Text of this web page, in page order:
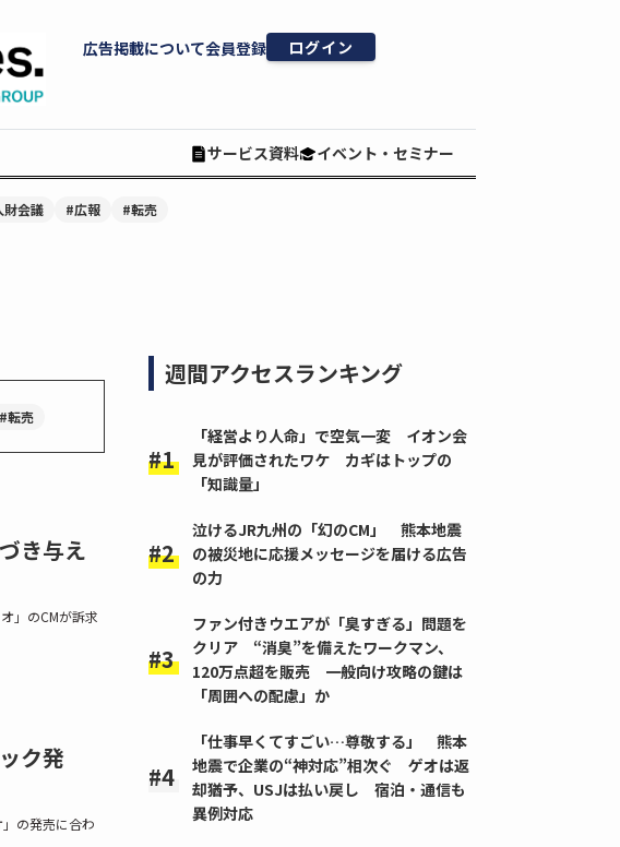
広告掲載について会員登録 ログイン
サービス資料 イベント・セミナー
財会議 #広報 #転売
#転売
き与え
」のCMが訴求
ク発
の発売に合わ
週間アクセスランキング
「経営より人命」で空気一変 イオン会
見が評価されたワケ カギはトップの
「知識量」
泣けるJR九州の「幻のCM」 熊本地震
の被災地に応援メッセージを届ける広告
の力
ファン付きウエアが「臭すぎる」問題を
クリア “消臭”を備えたワークマン、
120万点超を販売 一般向け攻略の鍵は
「周囲への配慮」か
「仕事早くてすごい…尊敬する」 熊本
地震で企業の“神対応”相次ぐ ゲオは返
却猶予、USJは払い戻し 宿泊・通信も
異例対応